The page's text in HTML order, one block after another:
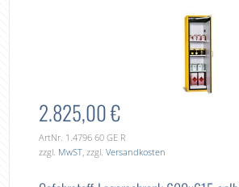
2.825,00 €
ArtNr. 1.4796 60 GE R
zzgl. MwST , zzgl.Versandkosten